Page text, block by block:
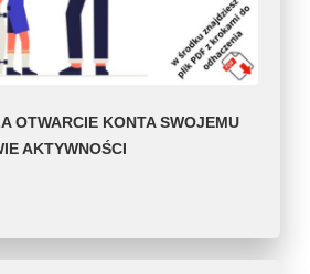
OTWARCIE KONTA SWOJEMU
AKTYWNOŚCI